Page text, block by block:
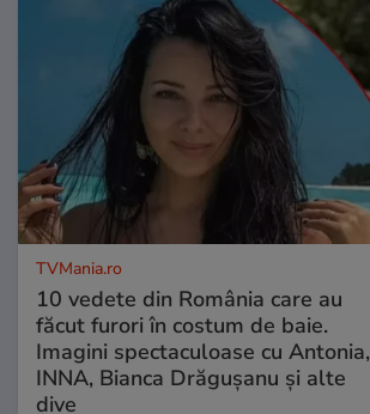
TVMania.ro
10 vedete din România care au
făcut furori în costum de baie.
Imagini spectaculoase cu Antonia,
INNA, Bianca Drăgușanu și alte
dive